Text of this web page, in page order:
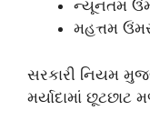
ન્યૂનતમ
મહત્તમ
સરકારી નિયમ
મર્યાદામાં છૂટછાટ